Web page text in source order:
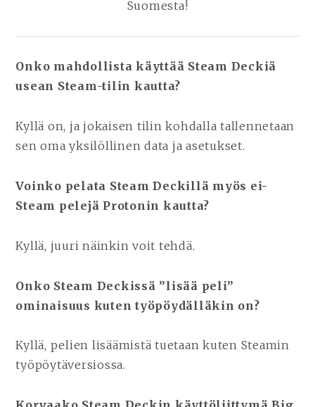
Suomesta!
Onko mahdollista käyttää Steam Deckiä
usean Steam-tilin kautta?
Kyllä on, ja jokaisen tilin kohdalla tallennetaan
sen oma yksilöllinen data ja asetukset.
Voinko pelata Steam Deckillä myös ei-
Steam pelejä Protonin kautta?
Kyllä, juuri näinkin voit tehdä.
Onko Steam Deckissä ”lisää peli”
ominaisuus kuten työpöydälläkin on?
Kyllä, pelien lisäämistä tuetaan kuten Steamin
työpöytäversiossa.